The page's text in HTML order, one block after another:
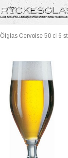
Ölglas Cervoise 50 cl 6 st